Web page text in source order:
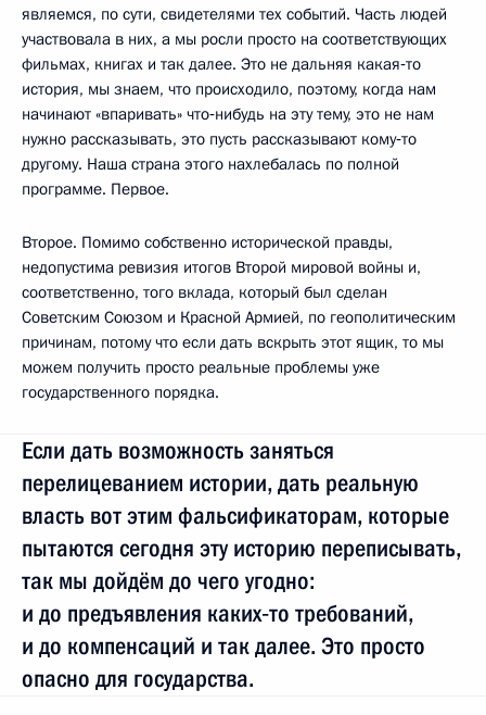
являемся, по сути, свидетелями тех событий. Часть людей
участвовала в них, а мы росли просто на соответствующих
фильмах, книгах и так далее. Это не дальняя какая‑то
история, мы знаем, что происходило, поэтому, когда нам
начинают «впаривать» что‑нибудь на эту тему, это не нам
нужно рассказывать, это пусть рассказывают кому‑то
другому. Наша страна этого нахлебалась по полной
программе. Первое.
Второе. Помимо собственно исторической правды,
недопустима ревизия итогов Второй мировой войны и,
соответственно, того вклада, который был сделан
Советским Союзом и Красной Армией, по геополитическим
причинам, потому что если дать вскрыть этот ящик, то мы
можем получить просто реальные проблемы уже
государственного порядка.
Если дать возможность заняться
перелицеванием истории, дать реальную
власть вот этим фальсификаторам, которые
пытаются сегодня эту историю переписывать,
так мы дойдём до чего угодно:
и до предъявления каких‑то требований,
и до компенсаций и так далее. Это просто
опасно для государства.